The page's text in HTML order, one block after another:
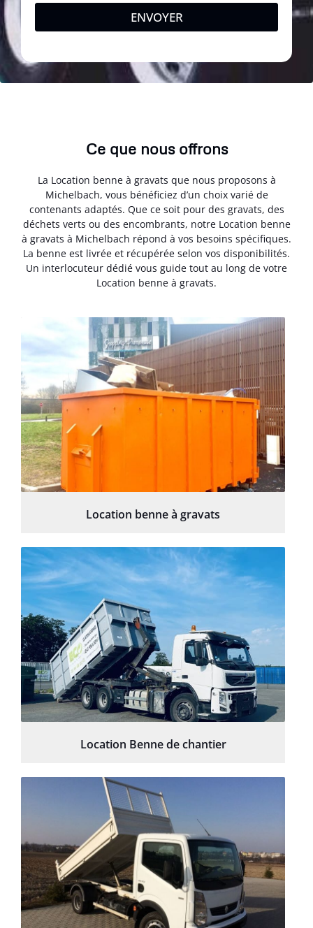
ENVOYER
Ce que nous offrons
La Location benne à gravats que nous proposons à
Michelbach, vous bénéficiez d’un choix varié de
contenants adaptés. Que ce soit pour des gravats, des
déchets verts ou des encombrants, notre Location benne
à gravats à Michelbach répond à vos besoins spécifiques.
La benne est livrée et récupérée selon vos disponibilités.
Un interlocuteur dédié vous guide tout au long de votre
Location benne à gravats.
Location benne à gravats
Location Benne de chantier